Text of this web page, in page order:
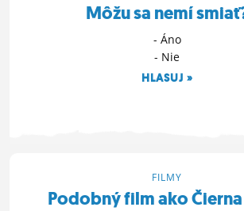
Môžu sa nemí
- Áno
- Nie
HLASUJ »
FILMY
Podobný film ako